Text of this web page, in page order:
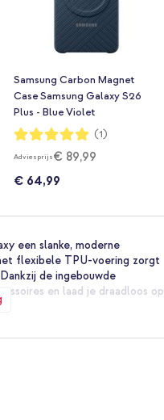
Samsung Carbon Magnet
Case Samsung Galaxy S26
Plus - Blue Violet
Waardering:
100%
(1)
Adviesprijs€ 89,99
€ 64,99
een slanke, moderne
flexibele TPU-voering zorgt
de ingebouwde
en laad je draadloos op